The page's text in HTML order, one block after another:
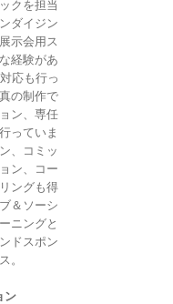
クを担当
ダイジン
示会用ス
経験があ
応も行っ
の制作で
ン、専任
っていま
、コミッ
ン、コー
ングも得
＆ソーシ
ニングと
ドスポン
。
ン